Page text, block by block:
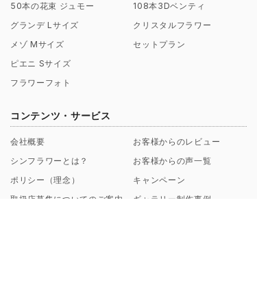
50本の花束 ジュモー
グランデ Lサイズ
メゾ Mサイズ
ピエニ Sサイズ
フラワーフォト
108本3Dベンティ
クリスタルフラワー
セットプラン
コンテンツ・サービス
会社概要
シンフラワーとは？
ポリシー（理念）
取扱店募集についてのご案内
お客様からのレビュー
お客様からの声一覧
キャンペーン
ギャラリー制作事例